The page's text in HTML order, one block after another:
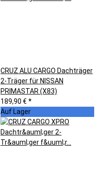
CRUZ ALU CARGO Dachträger
2-Träger für NISSAN
PRIMASTAR (X83)
189,90 € *
Auf Lager